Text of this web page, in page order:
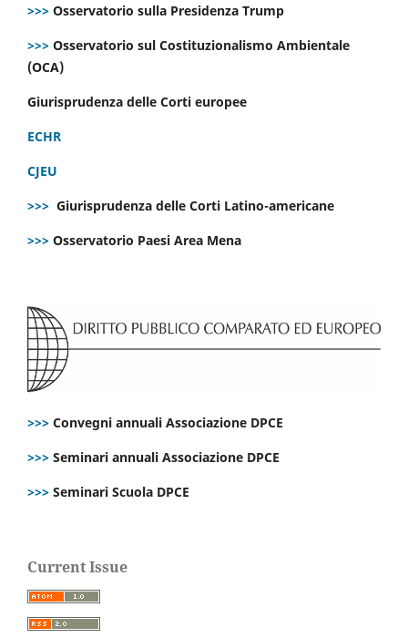
>>> Osservatorio sulla Presidenza Trump
>>> Osservatorio sul Costituzionalismo Ambientale
(OCA)
Giurisprudenza delle Corti europee
ECHR
CJEU
>>> Giurisprudenza delle Corti Latino-americane
>>> Osservatorio Paesi Area Mena
>>> Convegni annuali Associazione DPCE
>>> Seminari annuali Associazione DPCE
>>> Seminari Scuola DPCE
Current Issue